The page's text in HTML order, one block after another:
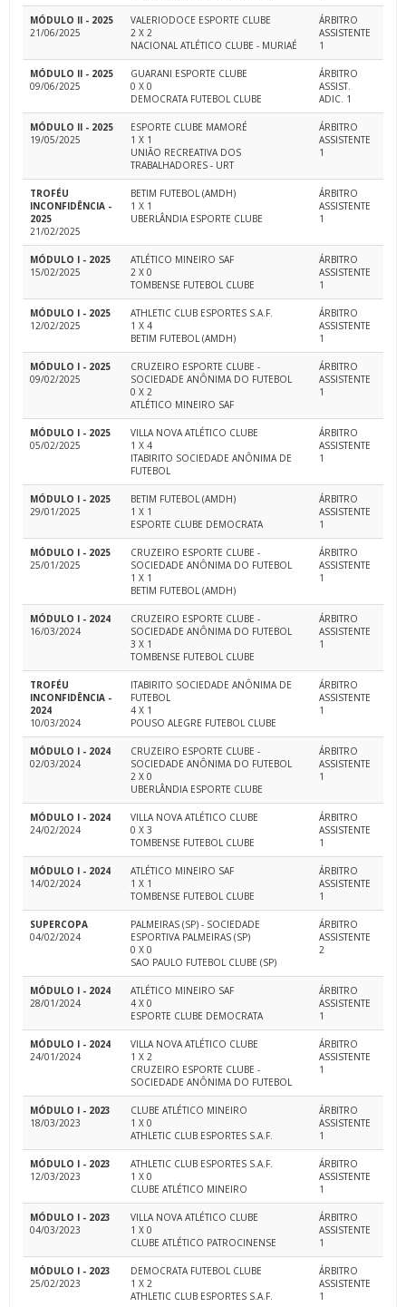
MÓDULO II - 2025
21/06/2025
VALERIODOCE ESPORTE CLUBE
2 X 2
NACIONAL ATLÉTICO CLUBE - MURIAÉ
ÁRBITRO
ASSISTENTE
1
MÓDULO II - 2025
09/06/2025
GUARANI ESPORTE CLUBE
0 X 0
DEMOCRATA FUTEBOL CLUBE
ÁRBITRO
ASSIST.
ADIC. 1
MÓDULO II - 2025
19/05/2025
ESPORTE CLUBE MAMORÉ
1 X 1
UNIÃO RECREATIVA DOS
TRABALHADORES - URT
ÁRBITRO
ASSISTENTE
1
TROFÉU
INCONFIDÊNCIA -
2025
21/02/2025
BETIM FUTEBOL (AMDH)
1 X 1
UBERLÂNDIA ESPORTE CLUBE
ÁRBITRO
ASSISTENTE
1
MÓDULO I - 2025
15/02/2025
ATLÉTICO MINEIRO SAF
2 X 0
TOMBENSE FUTEBOL CLUBE
ÁRBITRO
ASSISTENTE
1
MÓDULO I - 2025
12/02/2025
ATHLETIC CLUB ESPORTES S.A.F.
1 X 4
BETIM FUTEBOL (AMDH)
ÁRBITRO
ASSISTENTE
1
MÓDULO I - 2025
09/02/2025
CRUZEIRO ESPORTE CLUBE -
SOCIEDADE ANÔNIMA DO FUTEBOL
0 X 2
ATLÉTICO MINEIRO SAF
ÁRBITRO
ASSISTENTE
1
MÓDULO I - 2025
05/02/2025
VILLA NOVA ATLÉTICO CLUBE
1 X 4
ITABIRITO SOCIEDADE ANÔNIMA DE
FUTEBOL
ÁRBITRO
ASSISTENTE
1
MÓDULO I - 2025
29/01/2025
BETIM FUTEBOL (AMDH)
1 X 1
ESPORTE CLUBE DEMOCRATA
ÁRBITRO
ASSISTENTE
1
MÓDULO I - 2025
25/01/2025
CRUZEIRO ESPORTE CLUBE -
SOCIEDADE ANÔNIMA DO FUTEBOL
1 X 1
BETIM FUTEBOL (AMDH)
ÁRBITRO
ASSISTENTE
1
MÓDULO I - 2024
16/03/2024
CRUZEIRO ESPORTE CLUBE -
SOCIEDADE ANÔNIMA DO FUTEBOL
3 X 1
TOMBENSE FUTEBOL CLUBE
ÁRBITRO
ASSISTENTE
1
TROFÉU
INCONFIDÊNCIA -
2024
10/03/2024
ITABIRITO SOCIEDADE ANÔNIMA DE
FUTEBOL
4 X 1
POUSO ALEGRE FUTEBOL CLUBE
ÁRBITRO
ASSISTENTE
1
MÓDULO I - 2024
02/03/2024
CRUZEIRO ESPORTE CLUBE -
SOCIEDADE ANÔNIMA DO FUTEBOL
2 X 0
UBERLÂNDIA ESPORTE CLUBE
ÁRBITRO
ASSISTENTE
1
MÓDULO I - 2024
24/02/2024
VILLA NOVA ATLÉTICO CLUBE
0 X 3
TOMBENSE FUTEBOL CLUBE
ÁRBITRO
ASSISTENTE
1
MÓDULO I - 2024
14/02/2024
ATLÉTICO MINEIRO SAF
1 X 1
TOMBENSE FUTEBOL CLUBE
ÁRBITRO
ASSISTENTE
1
SUPERCOPA
04/02/2024
PALMEIRAS (SP) - SOCIEDADE
ESPORTIVA PALMEIRAS (SP)
0 X 0
SAO PAULO FUTEBOL CLUBE (SP)
ÁRBITRO
ASSISTENTE
2
MÓDULO I - 2024
28/01/2024
ATLÉTICO MINEIRO SAF
4 X 0
ESPORTE CLUBE DEMOCRATA
ÁRBITRO
ASSISTENTE
1
MÓDULO I - 2024
24/01/2024
VILLA NOVA ATLÉTICO CLUBE
1 X 2
CRUZEIRO ESPORTE CLUBE -
SOCIEDADE ANÔNIMA DO FUTEBOL
ÁRBITRO
ASSISTENTE
1
MÓDULO I - 2023
18/03/2023
CLUBE ATLÉTICO MINEIRO
1 X 0
ATHLETIC CLUB ESPORTES S.A.F.
ÁRBITRO
ASSISTENTE
1
MÓDULO I - 2023
12/03/2023
ATHLETIC CLUB ESPORTES S.A.F.
1 X 0
CLUBE ATLÉTICO MINEIRO
ÁRBITRO
ASSISTENTE
1
MÓDULO I - 2023
04/03/2023
VILLA NOVA ATLÉTICO CLUBE
1 X 0
CLUBE ATLÉTICO PATROCINENSE
ÁRBITRO
ASSISTENTE
1
MÓDULO I - 2023
25/02/2023
DEMOCRATA FUTEBOL CLUBE
1 X 2
ATHLETIC CLUB ESPORTES S.A.F.
ÁRBITRO
ASSISTENTE
1